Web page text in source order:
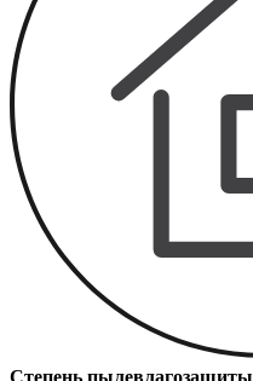
Степень пылевлагозащиты